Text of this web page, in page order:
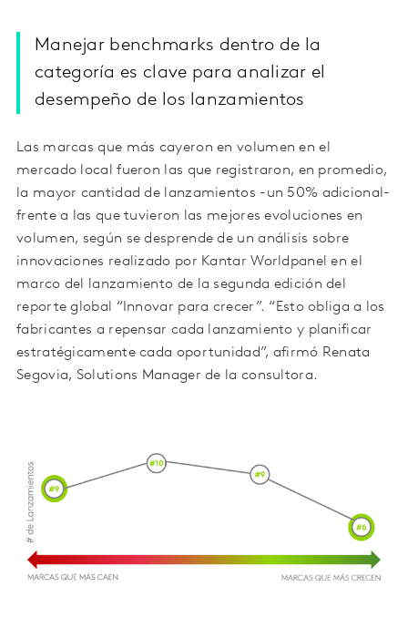
Manejar benchmarks dentro de la
categoría es clave para analizar el
desempeño de los lanzamientos
Las marcas que más cayeron en volumen en el
mercado local fueron las que registraron, en promedio,
la mayor cantidad de lanzamientos -un 50% adicional-
frente a las que tuvieron las mejores evoluciones en
volumen, según se desprende de un análisis sobre
innovaciones realizado por Kantar Worldpanel en el
marco del lanzamiento de la segunda edición del
reporte global “Innovar para crecer”. “Esto obliga a los
fabricantes a repensar cada lanzamiento y planificar
estratégicamente cada oportunidad”, afirmó Renata
Segovia, Solutions Manager de la consultora.